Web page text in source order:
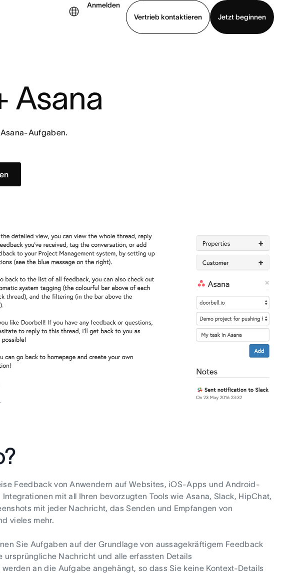
Anmelden
Vertrieb kontaktieren
Jetzt beginnen
Asana
Aufgaben.
Feedback von Anwendern auf Websites, iOS-Apps und Android-
mit all Ihren bevorzugten Tools wie Asana, Slack, HipChat,
mit jeder Nachricht, das Senden und Empfangen von
vieles mehr.
Sie Aufgaben auf der Grundlage von aussagekräftigem Feedback
ursprüngliche Nachricht und alle erfassten Details
an die Aufgabe angehängt, so dass Sie keine Kontext-Details